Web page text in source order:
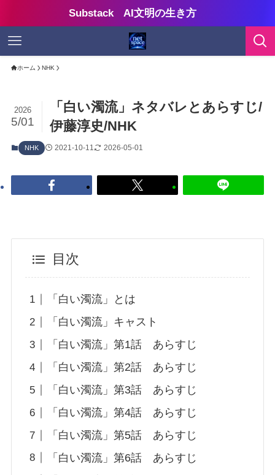
Substack AI文明の生き方
ホーム NHK
「白い濁流」ネタバレとあらすじ/
伊藤淳史/NHK
2026
5/01
NHK 2021-10-11 2026-05-01
目次
「白い濁流」とは
「白い濁流」キャスト
「白い濁流」第1話 あらすじ
「白い濁流」第2話 あらすじ
「白い濁流」第3話 あらすじ
「白い濁流」第4話 あらすじ
「白い濁流」第5話 あらすじ
「白い濁流」第6話 あらすじ